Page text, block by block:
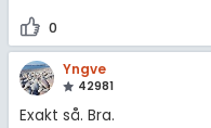
0
Yngve
42981
Exakt så. Bra.